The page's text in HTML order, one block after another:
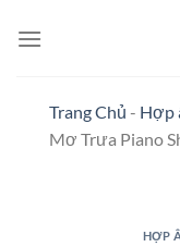
qua
Trang Chủ - Hợp
Mơ Trưa Piano
HỢP